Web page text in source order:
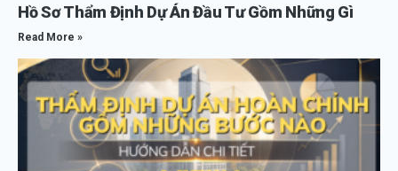
Hồ Sơ Thẩm Định Dự Án Đầu Tư Gồm Những Gì
Read More »